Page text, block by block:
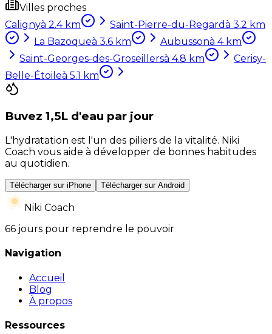
Villes proches
Calignyà 2.4km Saint-Pierre-du-Regardà 3.2 km
La Bazoqueà 3.6 km Aubussonà 4km
Saint-Georges-des-Groseillersà 4.8 km
Cerisy-
Belle-Étoileà 5.1 km
Buvez 1,5L d'eau par jour
L'hydratation est l'un des piliers de la vitalité. Niki
Coach vous aide à développer de bonnes habitudes
au quotidien.
Télécharger sur iPhone Télécharger sur Android
Niki Coach
66 jours pour reprendre le pouvoir
Navigation
Accueil
Blog
À propos
Ressources